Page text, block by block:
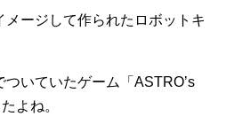
ージして作られたロボットキ
いていたゲーム「ASTRO’s
よね。